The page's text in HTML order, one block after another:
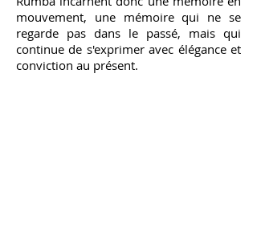
mouvement, une mémoire qui ne se
regarde pas dans le passé, mais qui
continue de s'exprimer avec élégance et
conviction au présent.